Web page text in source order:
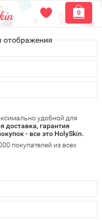
0
отображения
городам России.
Почтой России или
или пункте
ужена
получитьбесплатную
и оплаты в Вашем городе
удобным способом:
Сбербанк) и другими
удобной для
доставка, гарантия
- все это HolySkin.
покупателей из всех
вопросы по работе
рассказать о